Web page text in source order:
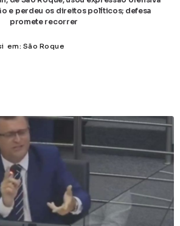
e perdeu os direitos políticos; defesa
promete recorrer
em: São Roque